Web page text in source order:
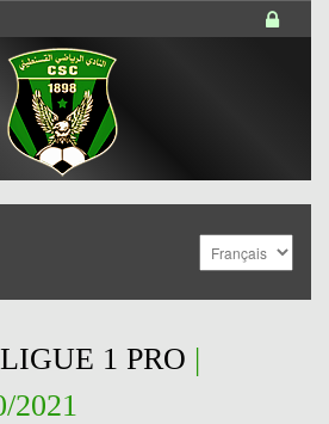
LIGUE 1 PRO |
2021